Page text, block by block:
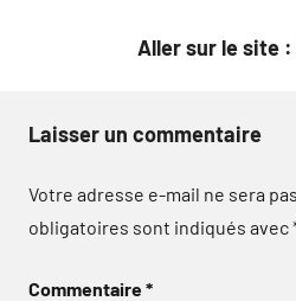
Aller sur le site
Laisser un commentaire
Votre adresse e-mail ne sera
obligatoires sont indiqués avec
Commentaire*